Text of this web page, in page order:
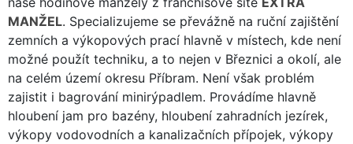
MANŽEL. Specializujeme se převážně na ruční zajištění
zemních a výkopových prací hlavně v místech, kde není
možné použít techniku, a to nejen v Březnici a okolí, ale
na celém území okresu Příbram. Není však problém
zajistit i bagrování minirýpadlem. Provádíme hlavně
hloubení jam pro bazény, hloubení zahradních jezírek,
výkopy vodovodních a kanalizačních přípojek, výkopy